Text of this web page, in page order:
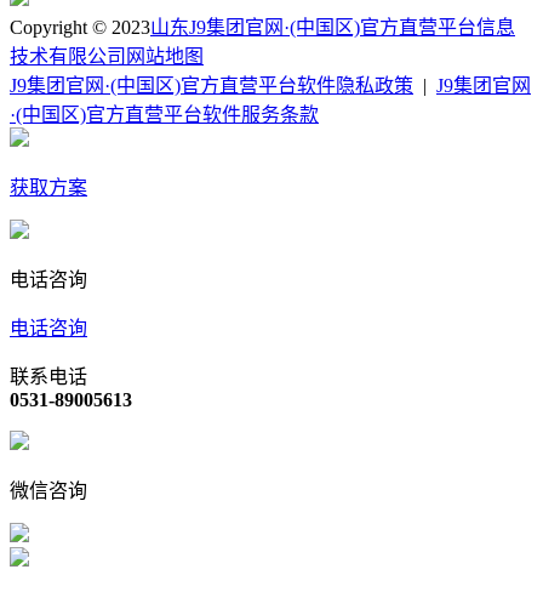
Copyright © 2023山东J9集团官网·(中国区)官方直营平台信息
技术有限公司 网站地图
J9集团官网·(中国区)官方直营平台软件隐私政策
J9集团官网
·(中国区)官方直营平台软件服务条款
获取方案
电话咨询
电话咨询
联系电话
0531-89005613
微信咨询